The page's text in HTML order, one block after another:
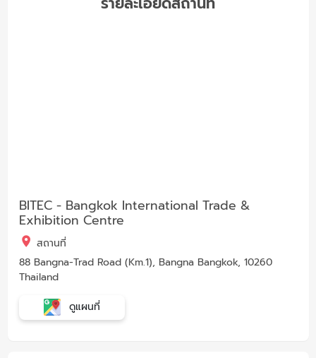
BITEC - Bangkok International Trade &
Exhibition Centre
สถานที่
88 Bangna-Trad Road (Km.1), Bangna Bangkok, 10260
Thailand
ดูแผนที่